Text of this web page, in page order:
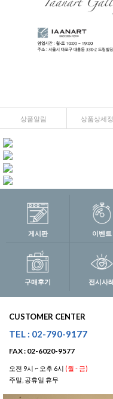
상품알림 상품상세
게시판 이벤트
구매후기 전시사
CUSTOMER CENTER
TEL : 02-790-9177
FAX : 02-6020-9577
오전 9시 ~ 오후 6시 (월 - 금)
주말, 공휴일 휴무